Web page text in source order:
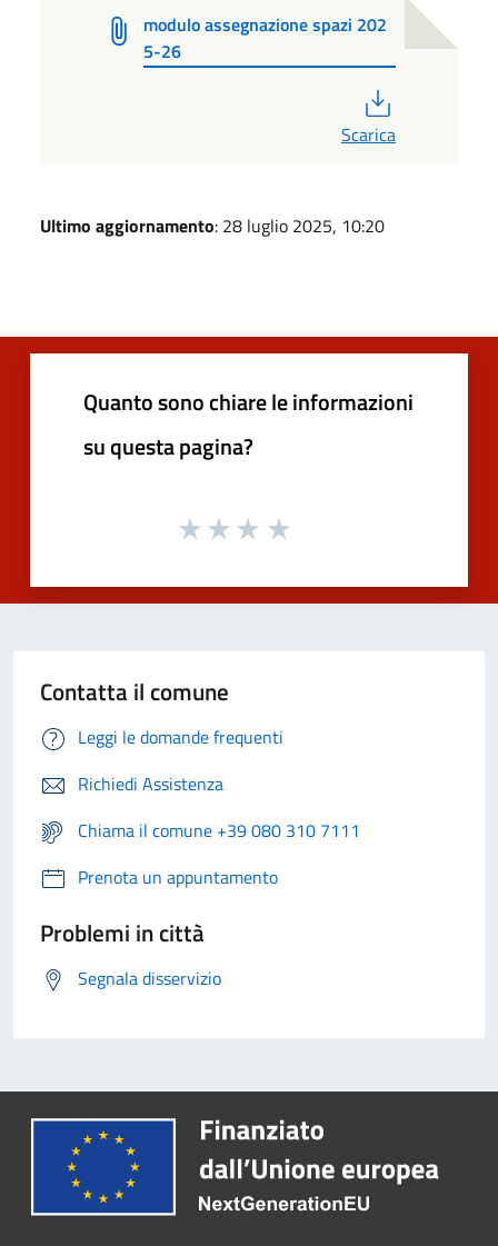
modulo assegnazione spazi 202
5-26
Scarica
Ultimo aggiornamento: 28 luglio 2025, 10:20
Quanto sono chiare le informazioni
su questa pagina?
Contatta il comune
Leggi le domande frequenti
Richiedi Assistenza
Chiama il comune +39 080 310 7111
Prenota un appuntamento
Problemi in città
Segnala disservizio